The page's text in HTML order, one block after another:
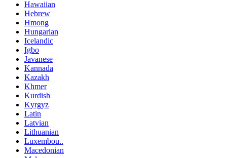
Hawaiian
Hebrew
Hmong
Hungarian
Icelandic
Igbo
Javanese
Kannada
Kazakh
Khmer
Kurdish
Kyrgyz
Latin
Latvian
Lithuanian
Luxembou..
Macedonian